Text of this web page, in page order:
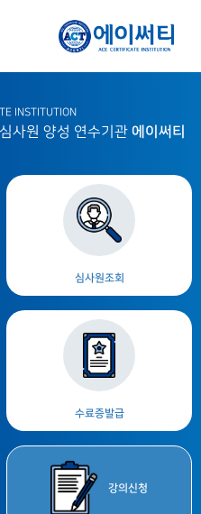
INSTITUTION
사원 양성 연수기관 에이써티
심사원조회
수료증발급
강의 신청